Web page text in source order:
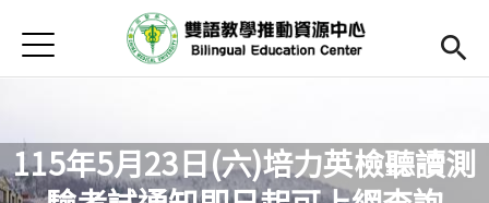
首頁
Open submenu (關於中心)
關於中心
最新消息
Open submenu (教師專區)
教師專區
Jump to Navigation
Jump to Main content
115年5月23日(六)培力英檢聽讀測